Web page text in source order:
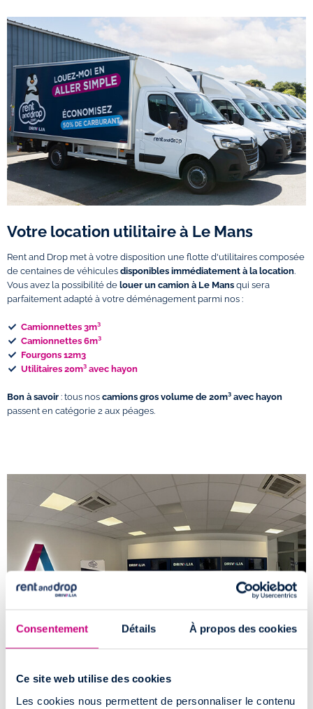
Consentement Détails À propos des cookies
Ce site web utilise des cookies
Les cookies nous permettent de personnaliser le contenu
Votre location utilitaire à Le Mans
Rent and Drop met à votre disposition une flotte d'utilitaires composée
de centaines de véhicules disponibles immédiatement à la location.
Vous avez la possibilité de louer un camion à Le Mans qui sera
parfaitement adapté à votre déménagement parmi nos :
Camionnettes 3m³
Camionnettes 6m³
Fourgons 12m3
Utilitaires 20m³ avec hayon
Bon à savoir : tous nos camions gros volume de 20m³ avec hayon
passent en catégorie 2 aux péages.
Comment accéder à l'agence de location